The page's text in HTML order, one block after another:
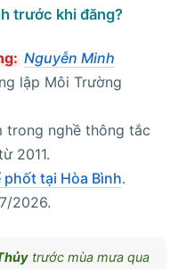
trước khi đăng?
Nguyễn Minh
lập Môi Trường
trong nghề thông tắc
2011.
phốt tại Hòa Bình.
2026.
trước mùa mưa qua